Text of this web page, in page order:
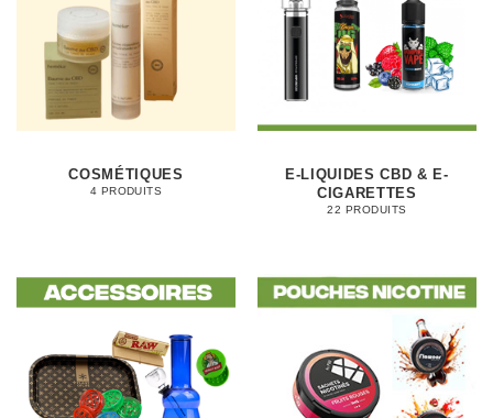
COSMÉTIQUES
4 PRODUITS
E-LIQUIDES CBD & E-
CIGARETTES
22 PRODUITS